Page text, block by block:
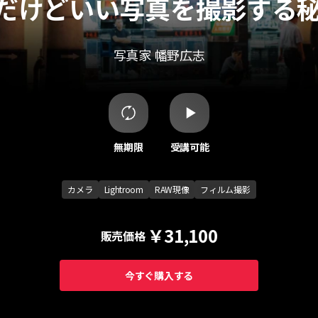
けどいい写真を撮影する
写真家幡野広志
無期限 受講可能
カメラ Lightroom RAW現像 フィルム撮影
販売価格 ￥31,100
今すぐ購入する